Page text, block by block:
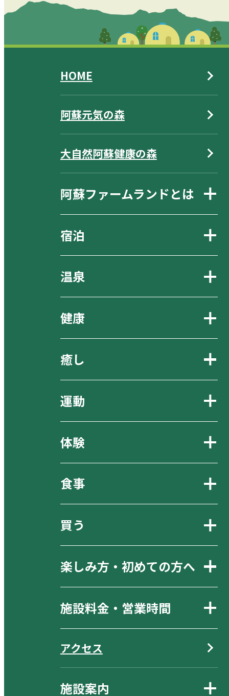
HOME
阿蘇元気の森
大自然阿蘇健康の森
阿蘇ファームランドとは
宿泊
温泉
健康
癒し
運動
体験
食事
買う
楽しみ方・初めての方へ
施設料金・営業時間
アクセス
施設案内